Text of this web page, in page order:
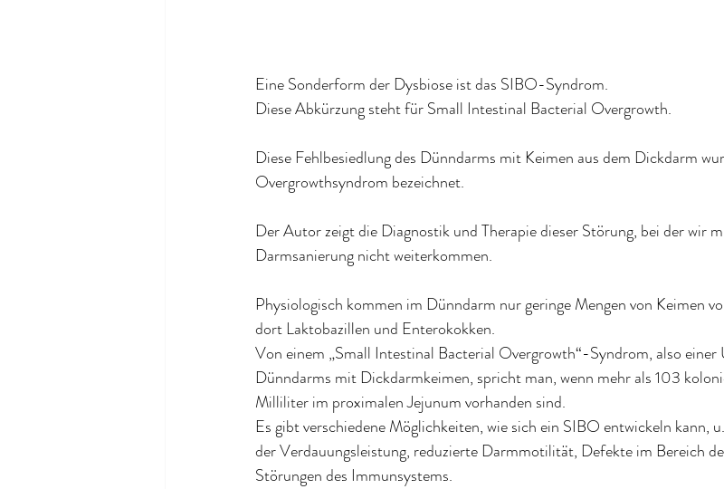
Eine Sonderform der Dysbiose ist das SIBO-Syndrom.
Diese Abkürzung steht für Small Intestinal Bacterial Overgrowth.
Diese Fehlbesiedlung des Dünndarms mit Keimen aus dem Dickdarm
Overgrowthsyndrom bezeichnet.
Der Autor zeigt die Diagnostik und Therapie dieser Störung, bei der wir
Darmsanierung nicht weiterkommen.
Physiologisch kommen im Dünndarm nur geringe Mengen von Keimen
dort Laktobazillen und Enterokokken.
Von einem „Small Intestinal Bacterial Overgrowth“-Syndrom, also einer
Dünndarms mit Dickdarmkeimen, spricht man, wenn mehr als 103
Milliliter im proximalen Jejunum vorhanden sind.
Es gibt verschiedene Möglichkeiten, wie sich ein SIBO entwickeln kann,
der Verdauungsleistung, reduzierte Darmmotilität, Defekte im Bereich
Störungen des Immunsystems.